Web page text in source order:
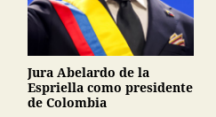
Jura Abelardo de la
Espriella como presidente
de Colombia